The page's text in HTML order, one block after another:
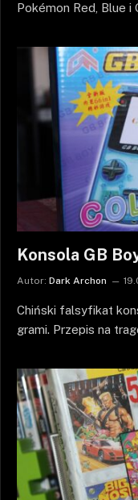
Pokémon Red, Blue i
Konsola GB
Autor: Dark Archon
Chiński falsyfikat
grami. Przepis na